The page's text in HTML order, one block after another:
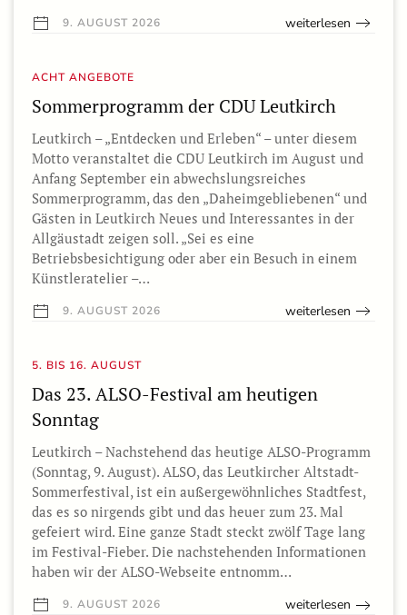
9. AUGUST 2026 weiterlesen
ACHT ANGEBOTE
Sommerprogramm der CDU Leutkirch
Leutkirch – „Entdecken und Erleben“ – unter diesem
Motto veranstaltet die CDU Leutkirch im August und
Anfang September ein abwechslungsreiches
Sommerprogramm, das den „Daheimgebliebenen“ und
Gästen in Leutkirch Neues und Interessantes in der
Allgäustadt zeigen soll. „Sei es eine
Betriebsbesichtigung oder aber ein Besuch in einem
Künstleratelier –…
9. AUGUST 2026 weiterlesen
5. BIS 16. AUGUST
Das 23. ALSO-Festival am heutigen
Sonntag
Leutkirch – Nachstehend das heutige ALSO-Programm
(Sonntag, 9. August). ALSO, das Leutkircher Altstadt-
Sommerfestival, ist ein außergewöhnliches Stadtfest,
das es so nirgends gibt und das heuer zum 23. Mal
gefeiert wird. Eine ganze Stadt steckt zwölf Tage lang
im Festival-Fieber. Die nachstehenden Informationen
haben wir der ALSO-Webseite entnomm…
9. AUGUST 2026 weiterlesen